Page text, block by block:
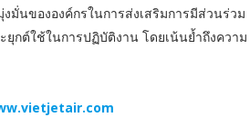
นขององค์กรในการส่งเสริมการมีส่วนร่วม
กต์ใช้ในการปฏิบัติงาน โดยเน้นย้ำถึงความ